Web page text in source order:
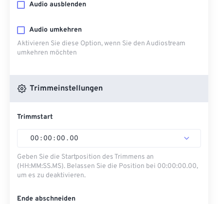
Audio ausblenden
Audio umkehren
Aktivieren Sie diese Option, wenn Sie den Audiostream
umkehren möchten
Trimmeinstellungen
Trimmstart
00 : 00 : 00 . 00
Geben Sie die Startposition des Trimmens an
(HH:MM:SS.MS). Belassen Sie die Position bei 00:00:00.00,
um es zu deaktivieren.
Ende abschneiden